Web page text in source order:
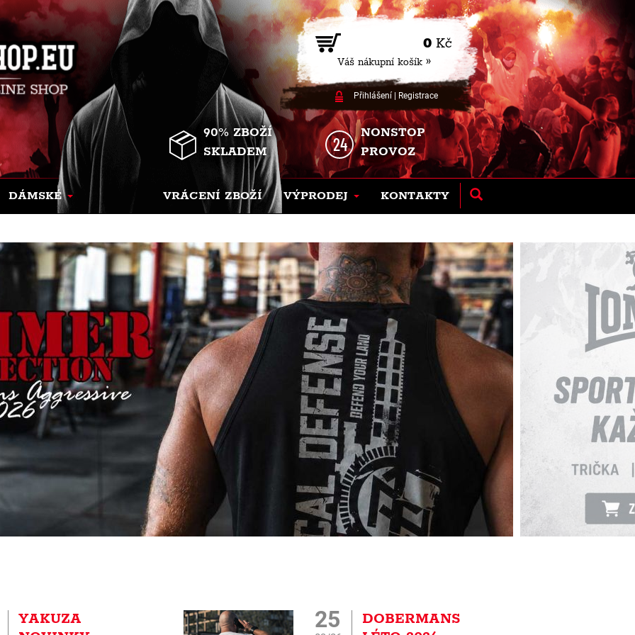
0 Kč
Váš nákupní košík »
Přihlášení| Registrace
90% ZBOŽÍ
SKLADEM
NONSTOP
PROVOZ
DÁMSKÉ VRÁCENÍ ZBOŽÍ VÝPRODEJ KONTAKTY
YAKUZA
25
DOBERMANS